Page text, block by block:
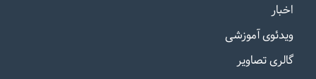
اخبار
ویدئوی آموزشی
گالری تصاویر